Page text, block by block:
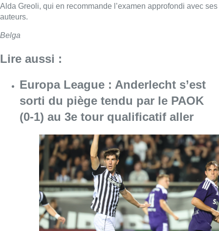
Alda Greoli, qui en recommande l’examen approfondi avec ses
auteurs.
Belga
Lire aussi :
Europa League : Anderlecht s’est
sorti du piège tendu par le PAOK
(0-1) au 3e tour qualificatif aller